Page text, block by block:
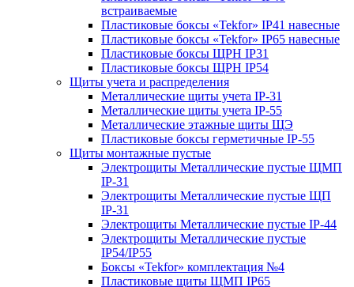
встраиваемые
Пластиковые боксы «Tekfor» IP41 навесные
Пластиковые боксы «Tekfor» IP65 навесные
Пластиковые боксы ЩРН IP31
Пластиковые боксы ЩРН IP54
Щиты учета и распределения
Металлические щиты учета IP-31
Металлические щиты учета IP-55
Металлические этажные щиты ЩЭ
Пластиковые боксы герметичные IP-55
Щиты монтажные пустые
Электрощиты Металлические пустые ЩМП
IP-31
Электрощиты Металлические пустые ЩП
IP-31
Электрощиты Металлические пустые IP-44
Электрощиты Металлические пустые
IP54/IP55
Боксы «Tekfor» комплектация №4
Пластиковые щиты ЩМП IP65